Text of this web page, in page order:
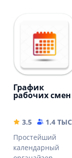
143.16 MB
График
рабочих смен
3.5 1.4 ТЫС
Простейший
календарный